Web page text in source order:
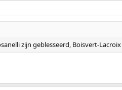
zijn geblesseerd, Boisvert-